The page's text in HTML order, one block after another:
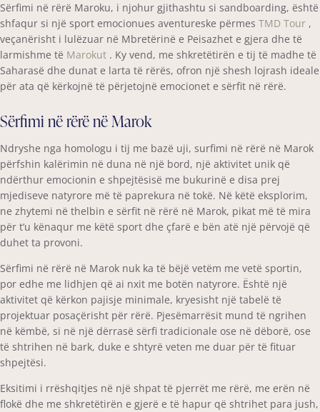
Sërfimi në rërë Maroku, i njohur gjithashtu si sandboarding, është
shfaqur si një sport emocionues aventureske përmes TMD Tour ,
veçanërisht i lulëzuar në Mbretërinë e Peisazhet e gjera dhe të
larmishme të Marokut . Ky vend, me shkretëtirën e tij të madhe të
Saharasë dhe dunat e larta të rërës, ofron një shesh lojrash ideale
për ata që kërkojnë të përjetojnë emocionet e sërfit në rërë.
Sërfimi në rërë në Marok
Ndryshe nga homologu i tij me bazë uji, surfimi në rërë në Marok
përfshin kalërimin në duna në një bord, një aktivitet unik që
ndërthur emocionin e shpejtësisë me bukurinë e disa prej
mjediseve natyrore më të paprekura në tokë. Në këtë eksplorim,
ne zhytemi në thelbin e sërfit në rërë në Marok, pikat më të mira
për t’u kënaqur me këtë sport dhe çfarë e bën atë një përvojë që
duhet ta provoni.
Sërfimi në rërë në Marok nuk ka të bëjë vetëm me vetë sportin,
por edhe me lidhjen që ai nxit me botën natyrore. Është një
aktivitet që kërkon pajisje minimale, kryesisht një tabelë të
projektuar posaçërisht për rërë. Pjesëmarrësit mund të ngrihen
në këmbë, si në një dërrasë sërfi tradicionale ose në dëborë, ose
të shtrihen në bark, duke e shtyrë veten me duar për të fituar
shpejtësi.
Eksitimi i rrëshqitjes në një shpat të pjerrët me rërë, me erën në
flokë dhe me shkretëtirën e gjerë e të hapur që shtrihet para jush,